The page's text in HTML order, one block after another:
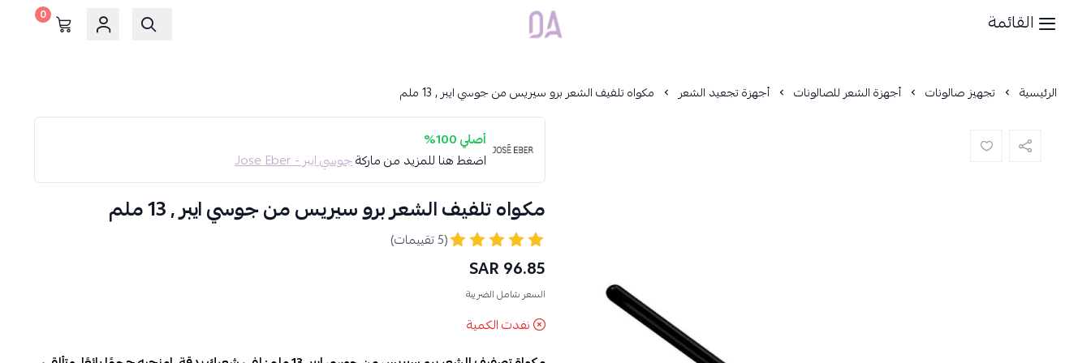
القائمة Dar Alamirat
0
الرئيسية تجهيز صالونات أجهزة الشعر للصالونات أجهزة تجعيد الشعر مكواه تلفيف الشعر برو سيريس من جوسي ايبر , 13 ملم
أصلي 100%
اضغط هنا للمزيد من ماركةجوسي ايبر - Jose Eber
مكواه تلفيف الشعر برو سيريس من جوسي ايبر , 13 ملم
(5 تقييمات)
96.85 SAR
السعر شامل الضريبة
نفدت الكمية